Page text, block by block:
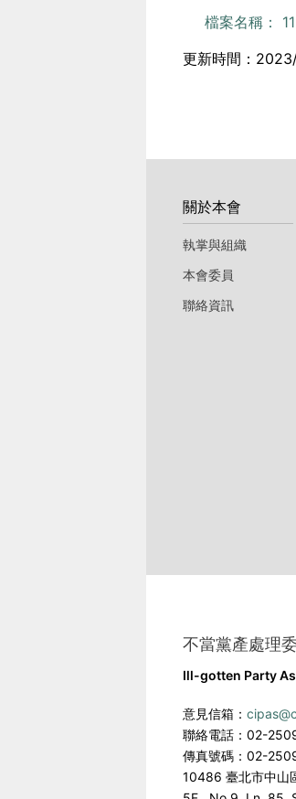
檔案名稱：
更新時間：
關於本會
執掌與組織
本會委員
聯絡資訊
不當黨產處理
Ill-gotten Party
意見信箱：
聯絡電話：02-
傳真號碼：02-
10486 臺北市中山